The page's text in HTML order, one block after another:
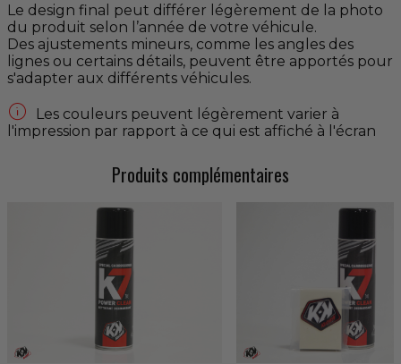
Le design final peut différer légèrement de la photo
du produit selon l’année de votre véhicule.
Des ajustements mineurs, comme les angles des
lignes ou certains détails, peuvent être apportés pour
s'adapter aux différents véhicules.

Les couleurs peuvent légèrement varier à
l'impression par rapport à ce qui est affiché à l'écran
Produits complémentaires